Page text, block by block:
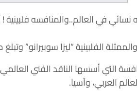
سوبيرانو” وتبلغ من العمر 19 عاما، لتكون أجمل وجه في
الـ28 من المنافسة التي أسسها
العربي، وآسيا.